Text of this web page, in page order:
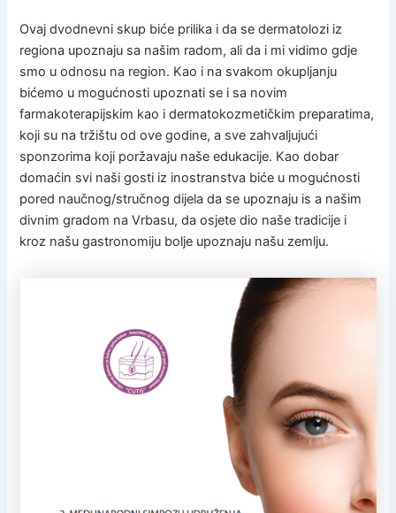
Ovaj dvodnevni skup biće prilika i da se dermatolozi iz
regiona upoznaju sa našim radom, ali da i mi vidimo gdje
smo u odnosu na region. Kao i na svakom okupljanju
bićemo u mogućnosti upoznati se i sa novim
farmakoterapijskim kao i dermatokozmetičkim preparatima,
koji su na tržištu od ove godine, a sve zahvaljujući
sponzorima koji poržavaju naše edukacije. Kao dobar
domaćin svi naši gosti iz inostranstva biće u mogućnosti
pored naučnog/stručnog dijela da se upoznaju is a našim
divnim gradom na Vrbasu, da osjete dio naše tradicije i
kroz našu gastronomiju bolje upoznaju našu zemlju.